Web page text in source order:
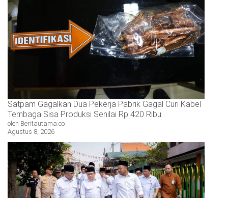
Satpam Gagalkan Dua Pekerja Pabrik Gagal Curi Kabel
Tembaga Sisa Produksi Senilai Rp 420 Ribu
oleh Beritautama.co
Agustus 8, 2026